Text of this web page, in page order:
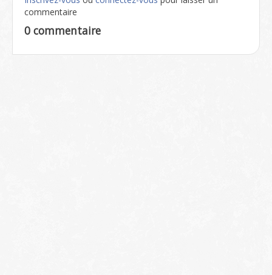
commentaire
0 commentaire